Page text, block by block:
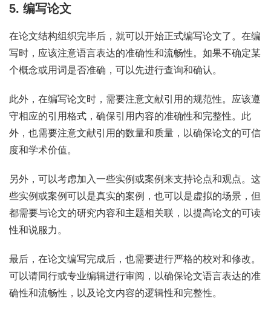
5. 编写论文
在论文结构组织完毕后，就可以开始正式编写论文了。在编
写时，应该注意语言表达的准确性和流畅性。如果不确定某
个概念或用词是否准确，可以先进行查询和确认。
此外，在编写论文时，需要注意文献引用的规范性。应该遵
守相应的引用格式，确保引用内容的准确性和完整性。此
外，也需要注意文献引用的数量和质量，以确保论文的可信
度和学术价值。
另外，可以考虑加入一些实例或案例来支持论点和观点。这
些实例或案例可以是真实的案例，也可以是虚拟的场景，但
都需要与论文的研究内容和主题相关联，以提高论文的可读
性和说服力。
最后，在论文编写完成后，也需要进行严格的校对和修改。
可以请同行或专业编辑进行审阅，以确保论文语言表达的准
确性和流畅性，以及论文内容的逻辑性和完整性。